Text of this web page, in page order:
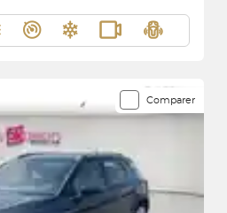
Comparer